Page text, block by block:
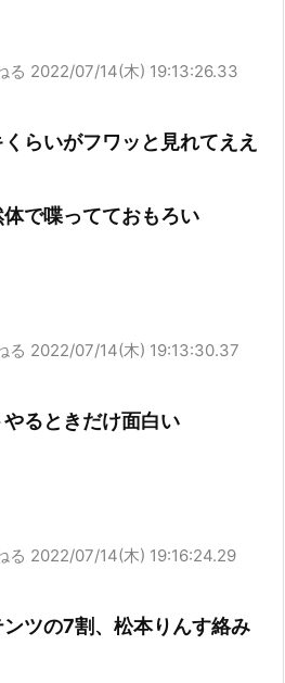
る 2022/07/14(木) 19:13:26.33
らいがフワッと見れてええ
で喋ってておもろい
る 2022/07/14(木) 19:13:30.37
るときだけ面白い
る 2022/07/14(木) 19:16:24.29
ンツの7割、松本りんす絡み